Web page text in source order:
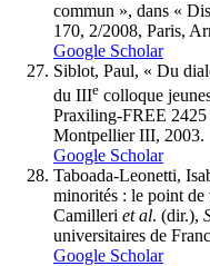
commun », dans «
170, 2/2008, Paris,
Google Scholar
Siblot, Paul, « Du
du IIIe colloque
Praxiling-FREE
Montpellier III, 2003.
Google Scholar
Taboada-Leonetti,
minorités : le point de
Camilleri et al. (dir.),
universitaires de
Google Scholar